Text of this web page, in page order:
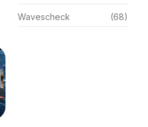
Wavescheck (68)